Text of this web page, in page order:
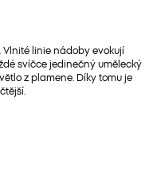
Vlnité linie nádoby evokují
svíčce jedinečný umělecký
z plamene. Díky tomu je